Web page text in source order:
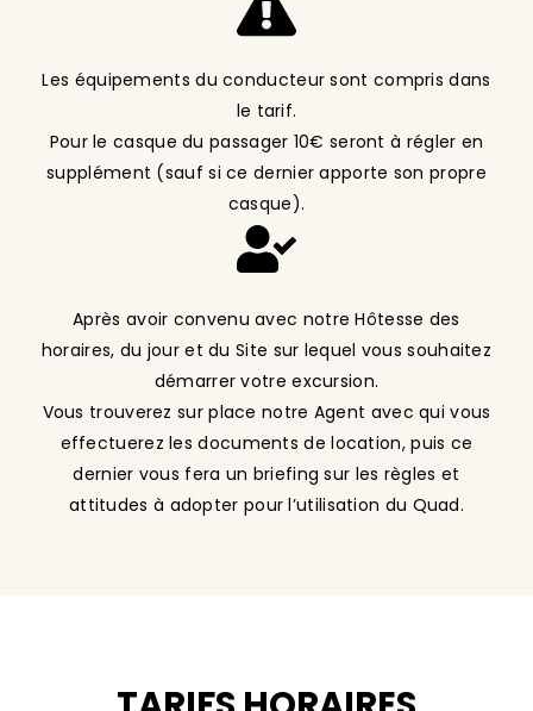
Les équipements du conducteur sont compris dans
le tarif.
Pour le casque du passager 10€ seront à régler en
supplément (sauf si ce dernier apporte son propre
casque).
Après avoir convenu avec notre Hôtesse des
horaires, du jour et du Site sur lequel vous souhaitez
démarrer votre excursion.
Vous trouverez sur place notre Agent avec qui vous
effectuerez les documents de location, puis ce
dernier vous fera un briefing sur les règles et
attitudes à adopter pour l’utilisation du Quad.